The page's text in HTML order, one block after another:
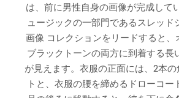
は、前に男性自身の画像が完成して
ュージックの一部門であるスレッド
画像 コレクションをリードすると、
ブラックトーンの両方に到着する長
が見えます。衣服の正面には、2本
トと、衣服の腰を締めるドローコー